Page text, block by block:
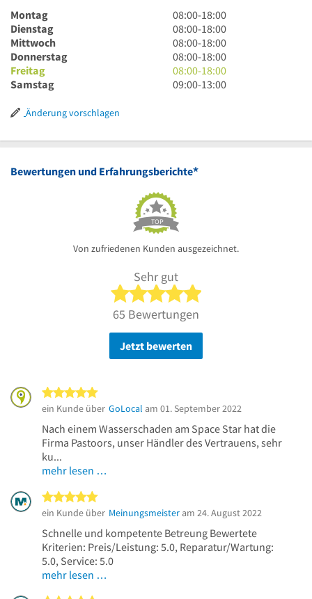
Montag
8
Uhr
bis
18
Uhr
08:00-18:00
Dienstag
8
Uhr
bis
18
Uhr
08:00-18:00
Mittwoch
8
Uhr
bis
18
08:00-18:00
Donnerstag
8
Uhr
bis
08:00-18:00
Freitag
8
Uhr
08:00-18:00
Samstag
9
Uhr
09:00-13:00
Änderung vorschlagen
Bewertungen und Erfahrungsberichte*
TOP
Von zufriedenen Kunden ausgezeichnet.
Sehr gut
5 von 5 Sternen
65 Bewertungen
Jetzt bewerten
ein Kunde über GoLocal am 01. September 2022
Nach einem Wasserschaden am Space Star hat die
Firma Pastoors, unser Händler des Vertrauens, sehr
ku...
mehr lesen …
ein Kunde über Meinungsmeister am 24. August 2022
Schnelle und kompetente Betreung Bewertete
Kriterien: Preis/Leistung: 5.0, Reparatur/Wartung:
5.0, Service: 5.0
mehr lesen …